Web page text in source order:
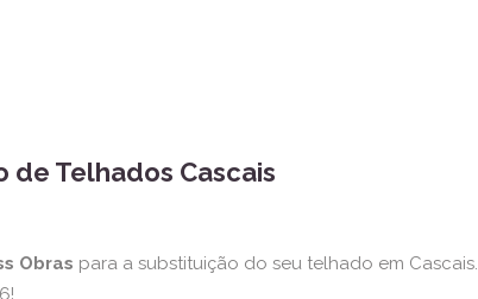
de Telhados Cascais
Obras para a substituição do seu telhado em Cascais.